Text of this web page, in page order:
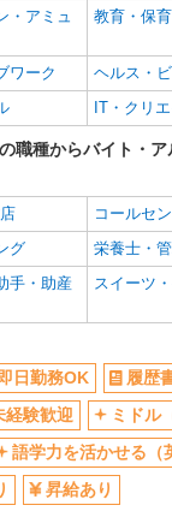
・アミュ
教育・保育
ワーク
ヘルス・
IT・クリ
職種からバイト・
コールセ
グ
栄養士・
手・助産
スイーツ
即日勤務OK
履歴
経験歓迎
ミドル
語学力を活かせる（
昇給あり